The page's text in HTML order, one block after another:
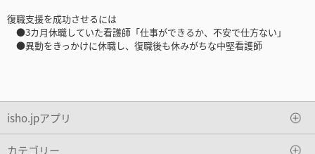
復職支援を成功させるには
●3カ月休職していた看護師「仕事ができるか、不安で仕方ない」
●異動をきっかけに休職し、復職後も休みがちな中堅看護師
isho.jpアプリ
カテゴリー